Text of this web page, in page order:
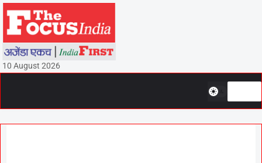
10 August 2026